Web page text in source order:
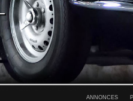
ANNONCES